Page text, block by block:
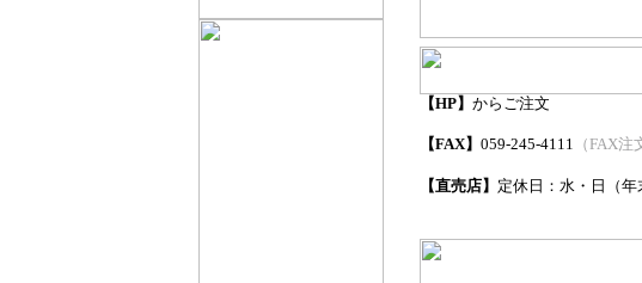
【HP】 からご注文
【FAX】 059-245-4111 （FAX注
【直売店】 定休日：水・日 （